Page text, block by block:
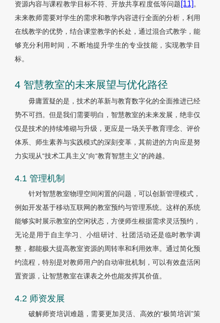
资源内容与课程教学目标不符、开放共享程度低等问题[11]。
未来教师需要对学生的需求和教学内容进行全面的分析，利用
在线教学的优势，结合课堂教学的长处，通过混合式教学，能
够充分利用时间，不断地提升学生的专业技能，实现教学目
标。
4 智慧教室的未来展望与优化路径
毋庸置疑的是，技术的革新与教育数字化的全面推进已经
势不可挡。但是我们需要明白，智慧教室的未来发展，绝非仅
仅是技术的持续堆砌与升级，更应是一场关乎教育理念、评价
体系、师生素养与实践模式的深刻变革，其前进的方向应是努
力实现从“技术工具主义”向“教育智慧主义”的跨越。
4.1 管理机制
针对智慧教室物理空间闲置的问题，可以创新管理模式，
例如开发基于移动互联网的教室预约与管理系统。这样的系统
能够实时展示教室的空闲状态，方便师生根据需求灵活预约，
无论是用于自主学习、小组研讨、社团活动还是临时教学调
整，都能极大提高教室资源的周转率和利用效率。通过简化预
约流程，特别是对教师用户的自动审批机制，可以有效盘活闲
置资源，让智慧教室在课表之外也能发挥其价值。
4.2 师资发展
破解师资培训难题，需要更加灵活、高效的“极简培训”策